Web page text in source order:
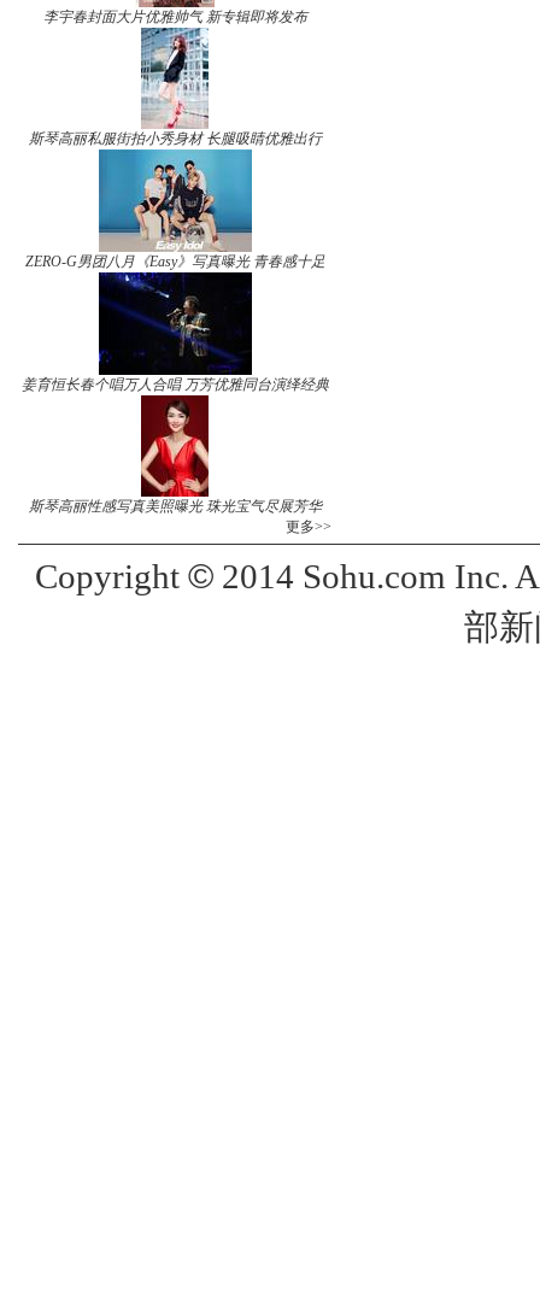
李宇春封面大片优雅帅气 新专辑即将发布
斯琴高丽私服街拍小秀身材 长腿吸睛优雅出行
ZERO-G男团八月《Easy》写真曝光 青春感十足
姜育恒长春个唱万人合唱 万芳优雅同台演绎经典
斯琴高丽性感写真美照曝光 珠光宝气尽展芳华
更多>>
Copyright ©2014 Sohu.com Inc.
部